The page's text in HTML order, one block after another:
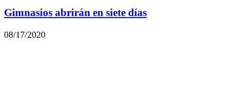
Gimnasios abrirán en siete días
08/17/2020